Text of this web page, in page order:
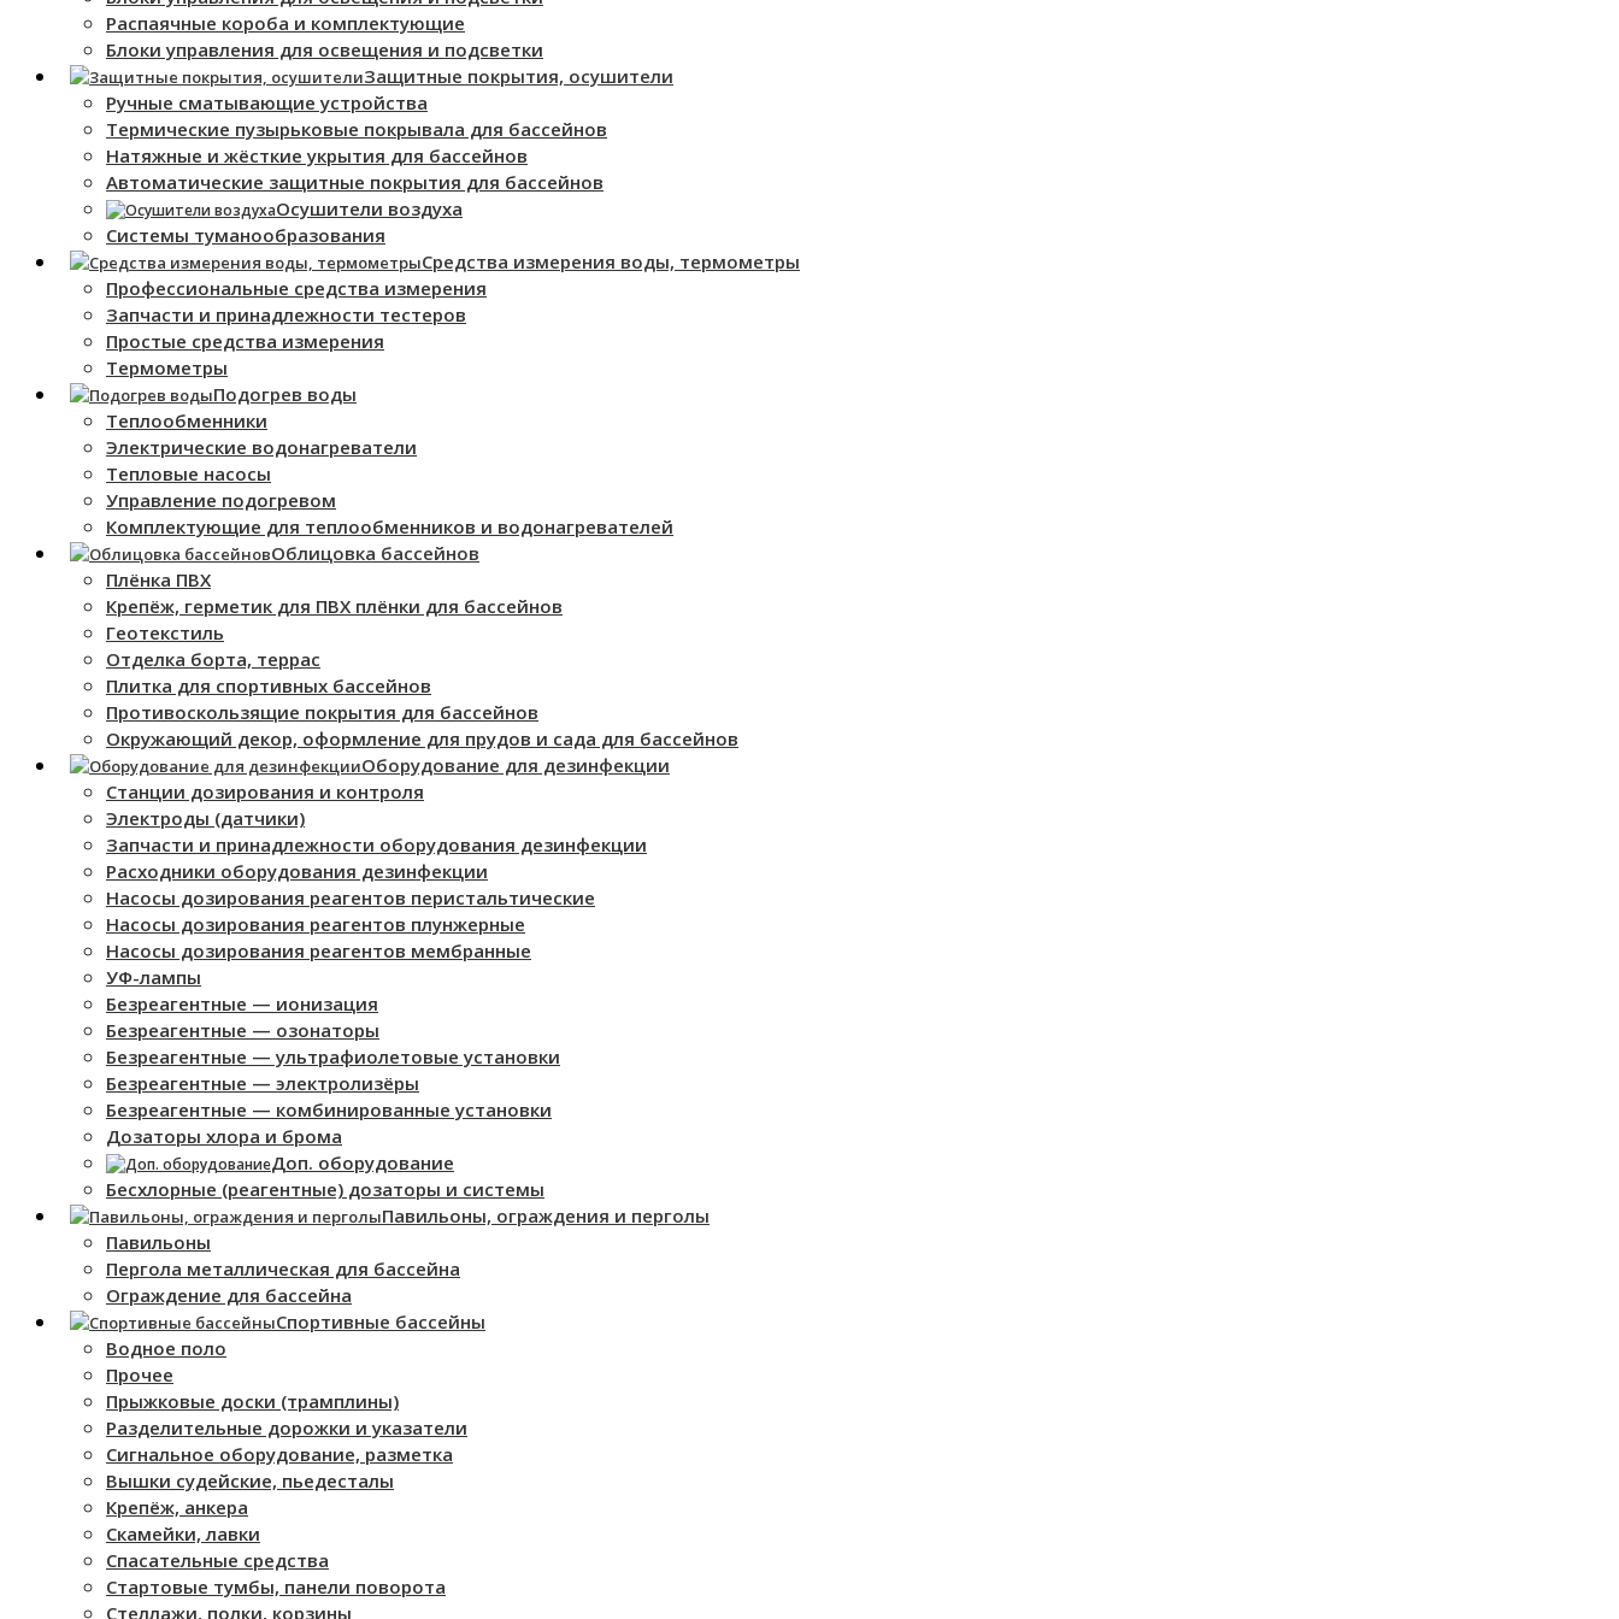
Распаячные короба и комплектующие
Блоки управления для освещения и подсветки
Защитные покрытия, осушители
Ручные сматывающие устройства
Термические пузырьковые покрывала для бассейнов
Натяжные и жёсткие укрытия для бассейнов
Автоматические защитные покрытия для бассейнов
Осушители воздуха
Системы туманообразования
Средства измерения воды, термометры
Профессиональные средства измерения
Запчасти и принадлежности тестеров
Простые средства измерения
Термометры
Подогрев воды
Теплообменники
Электрические водонагреватели
Тепловые насосы
Управление подогревом
Комплектующие для теплообменников и водонагревателей
Облицовка бассейнов
Плёнка ПВХ
Крепёж, герметик для ПВХ плёнки для бассейнов
Геотекстиль
Отделка борта, террас
Плитка для спортивных бассейнов
Противоскользящие покрытия для бассейнов
Окружающий декор, оформление для прудов и сада для бассейнов
Оборудование для дезинфекции
Станции дозирования и контроля
Электроды (датчики)
Запчасти и принадлежности оборудования дезинфекции
Расходники оборудования дезинфекции
Насосы дозирования реагентов перистальтические
Насосы дозирования реагентов плунжерные
Насосы дозирования реагентов мембранные
УФ-лампы
Безреагентные — ионизация
Безреагентные — озонаторы
Безреагентные — ультрафиолетовые установки
Безреагентные — электролизёры
Безреагентные — комбинированные установки
Дозаторы хлора и брома
Доп. оборудование
Бесхлорные (реагентные) дозаторы и системы
Павильоны, ограждения и перголы
Павильоны
Пергола металлическая для бассейна
Ограждение для бассейна
Спортивные бассейны
Водное поло
Прочее
Прыжковые доски (трамплины)
Разделительные дорожки и указатели
Cигнальное оборудование, разметка
Вышки судейские, пьедесталы
Крепёж, анкера
Скамейки, лавки
Спасательные средства
Стартовые тумбы, панели поворота
Стеллажи, полки, корзины